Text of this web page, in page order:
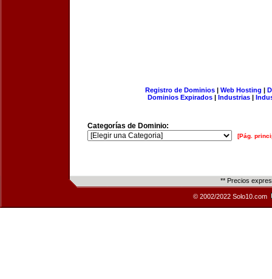
Registro de Dominios| Web Hosting |
Dominios Expirados | Industrias |
Categorías de Dominio:
[Pág.
** Precios
© 2002/2022 Solo10.com